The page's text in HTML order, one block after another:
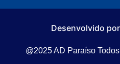
Desenvolvido
@2025 AD Paraíso